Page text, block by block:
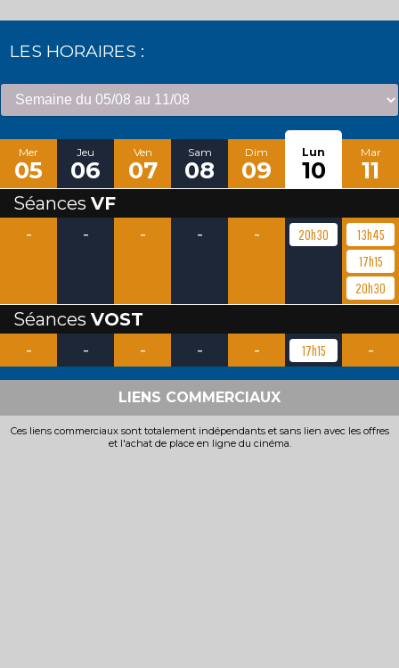
LES HORAIRES :
Mer
05
Jeu
06
Ven
07
Sam
08
Dim
09
Lun
10
Mar
11
Séances VF
-
- - - - 20h30
13h45
17h15
20h30
Séances VOST
-
- - - - 17h15 -
LIENS COMMERCIAUX
Ces liens commerciaux sont totalement indépendants et sans lien avec les offres
et l'achat de place en ligne du cinéma.